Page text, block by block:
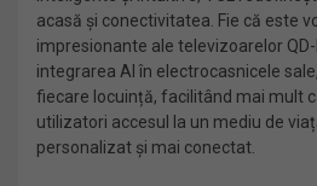
acasă și conectivitatea. Fie că este
impresionante ale televizoarelor
integrarea AI în electrocasnicele
fiecare locuință, facilitând mai mult
utilizatori accesul la un mediu de
personalizat și mai conectat.